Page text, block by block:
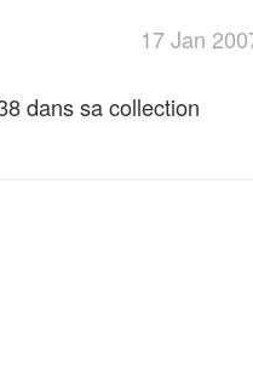
17 Jan
dans sa collection